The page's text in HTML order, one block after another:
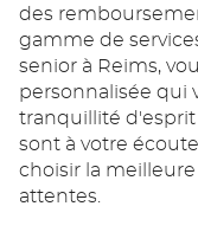
des
gamme de
senior à Reims,
personnalisée qui
tranquillité d'esprit
sont à votre
choisir la
attentes.